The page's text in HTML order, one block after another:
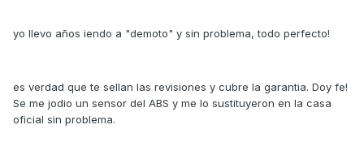
yo llevo años iendo a "demoto" y sin problema, todo perfecto!
es verdad que te sellan las revisiones y cubre la garantia. Doy fe!
Se me jodio un sensor del ABS y me lo sustituyeron en la casa
oficial sin problema.